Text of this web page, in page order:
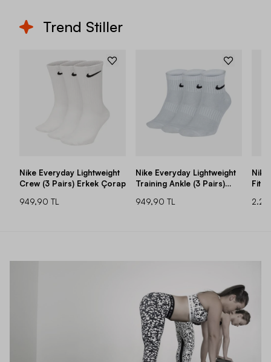
Trend Stiller
Nike Everyday Lightweight
Crew (3 Pairs) Erkek Çorap
949,90 TL
Nike Everyday Lightweight
Training Ankle (3 Pairs)
949,90 TL